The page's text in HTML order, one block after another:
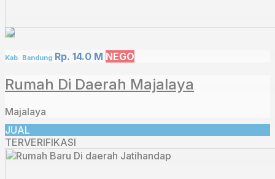
Kab. Bandung Rp. 14.0 M NEGO
Rumah Di Daerah Majalaya
Majalaya
JUAL
TERVERIFIKASI